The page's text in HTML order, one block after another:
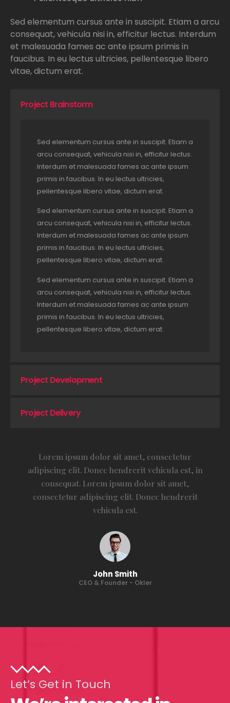
Sed elementum cursus ante in suscipit. Etiam a arcu
consequat, vehicula nisi in, efficitur lectus. Interdum
et malesuada fames ac ante ipsum primis in
faucibus. In eu lectus ultricies, pellentesque libero
vitae, dictum erat.
Project Brainstorm
Sed elementum cursus ante in suscipit. Etiam a
arcu consequat, vehicula nisi in, efficitur lectus.
Interdum et malesuada fames ac ante ipsum
primis in faucibus. In eu lectus ultricies,
pellentesque libero vitae, dictum erat.
Sed elementum cursus ante in suscipit. Etiam a
arcu consequat, vehicula nisi in, efficitur lectus.
Interdum et malesuada fames ac ante ipsum
primis in faucibus. In eu lectus ultricies,
pellentesque libero vitae, dictum erat.
Sed elementum cursus ante in suscipit. Etiam a
arcu consequat, vehicula nisi in, efficitur lectus.
Interdum et malesuada fames ac ante ipsum
primis in faucibus. In eu lectus ultricies,
pellentesque libero vitae, dictum erat.
Project Development
Project Delivery
Lorem ipsum dolor sit amet, consectetur
adipiscing elit. Donec hendrerit vehicula est, in
consequat. Lorem ipsum dolor sit amet,
consectetur adipiscing elit. Donec hendrerit
vehicula est.
John Smith
CEO & Founder - Okler
Let’s Get in Touch